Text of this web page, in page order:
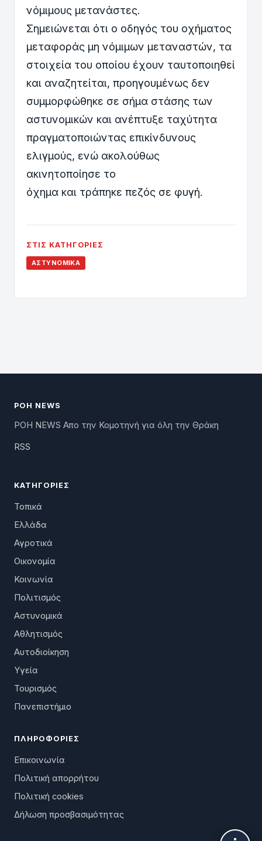
νόμιμους μετανάστες.
Σημειώνεται ότι ο οδηγός του οχήματος
μεταφοράς μη νόμιμων μεταναστών, τα
στοιχεία του οποίου έχουν ταυτοποιηθεί
και αναζητείται, προηγουμένως δεν
συμμορφώθηκε σε σήμα στάσης των
αστυνομικών και ανέπτυξε ταχύτητα
πραγματοποιώντας επικίνδυνους
ελιγμούς, ενώ ακολούθως
ακινητοποίησε το
όχημα και τράπηκε πεζός σε φυγή.
ΣΤΙΣ ΚΑΤΗΓΟΡΊΕΣ
ΑΣΤΥΝΟΜΙΚΆ
ΡΟΗ NEWS
ΡΟΗ NEWS Απο την Κομοτηνή για όλη την Θράκη
RSS
ΚΑΤΗΓΟΡΊΕΣ
Τοπικά
Ελλάδα
Αγροτικά
Οικονομία
Κοινωνία
Πολιτισμός
Αστυνομικά
Αθλητισμός
Αυτοδιοίκηση
Υγεία
Τουρισμός
Πανεπιστήμιο
ΠΛΗΡΟΦΟΡΊΕΣ
Επικοινωνία
Πολιτική απορρήτου
Πολιτική cookies
Δήλωση προσβασιμότητας